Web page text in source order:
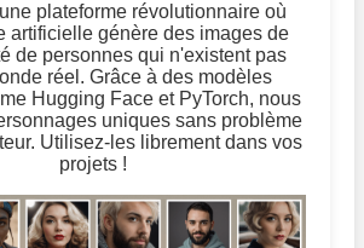
plateforme révolutionnaire où
artificielle génère des images de
de personnes qui n'existent pas
réel. Grâce à des modèles
Hugging Face et PyTorch, nous
uniques sans problème
Utilisez-les librement dans vos
projets !